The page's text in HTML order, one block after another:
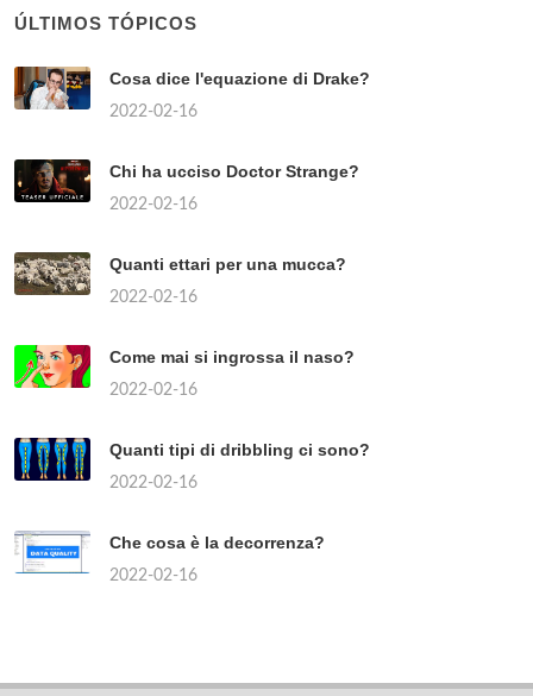
ÚLTIMOS TÓPICOS
Cosa dice l'equazione di Drake?
2022-02-16
Chi ha ucciso Doctor Strange?
2022-02-16
Quanti ettari per una mucca?
2022-02-16
Come mai si ingrossa il naso?
2022-02-16
Quanti tipi di dribbling ci sono?
2022-02-16
Che cosa è la decorrenza?
2022-02-16